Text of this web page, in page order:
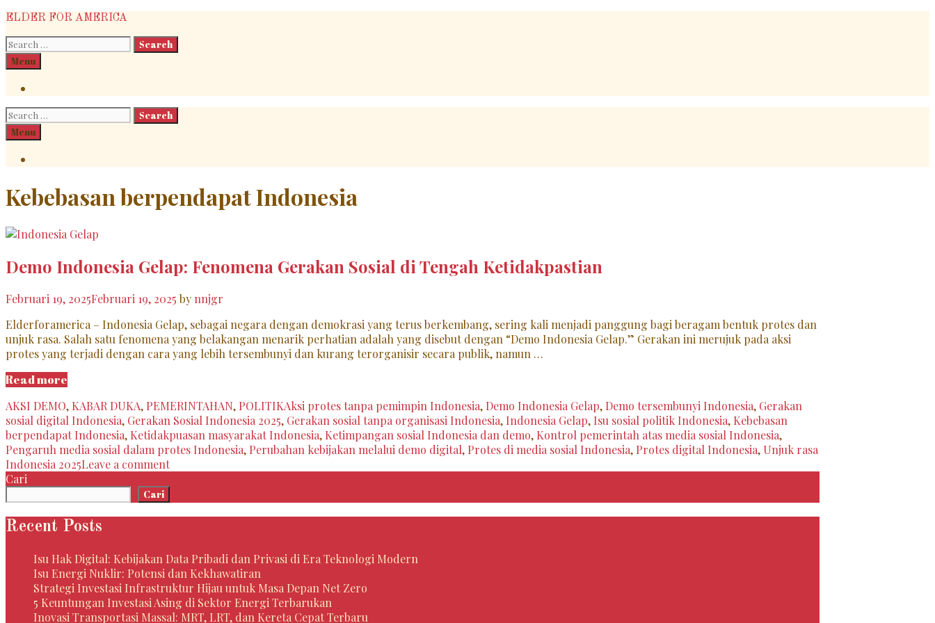
Skip
content
ELDER FOR AMERICA
Search
for:
Search
Menu
Search
for:
Search
Menu
Kebebasan berpendapat Indonesia
Demo Indonesia Gelap: Fenomena Gerakan Sosial di Tengah Ketidakpastian
Februari 19, 2025Februari 19, 2025 bynnjgr
Elderforamerica – Indonesia Gelap, sebagai negara dengan demokrasi yang terus berkembang, sering kali menjadi panggung bagi beragam bentuk protes dan
unjuk rasa. Salah satu fenomena yang belakangan menarik perhatian adalah yang disebut dengan “Demo Indonesia Gelap.” Gerakan ini merujuk pada aksi
protes yang terjadi dengan cara yang lebih tersembunyi dan kurang terorganisir secara publik, namun …
Read more
Gelap:
Fenomena
Gerakan
Sosial
di
Tengah
Ketidakpastian
Categories
AKSI DEMO, KABAR DUKA, PEMERINTAHAN, POLITIKTags
Aksi protes tanpa pemimpin Indonesia, Demo Indonesia Gelap, Demo tersembunyi Indonesia, Gerakan
sosial digital Indonesia, Gerakan Sosial Indonesia 2025, Gerakan sosial tanpa organisasi Indonesia, Indonesia Gelap, Isu sosial politik Indonesia, Kebebasan
berpendapat Indonesia, Ketidakpuasan masyarakat Indonesia, Ketimpangan sosial Indonesia dan demo, Kontrol pemerintah atas media sosial Indonesia,
Pengaruh media sosial dalam protes Indonesia, Perubahan kebijakan melalui demo digital, Protes di media sosial Indonesia, Protes digital Indonesia, Unjuk rasa
Indonesia 2025Leave a comment
Cari
Cari
Recent Posts
Isu Hak Digital: Kebijakan Data Pribadi dan Privasi di Era Teknologi Modern
Isu Energi Nuklir: Potensi dan Kekhawatiran
Strategi Investasi Infrastruktur Hijau untuk Masa Depan Net Zero
5 Keuntungan Investasi Asing di Sektor Energi Terbarukan
Inovasi Transportasi Massal: MRT, LRT, dan Kereta Cepat Terbaru